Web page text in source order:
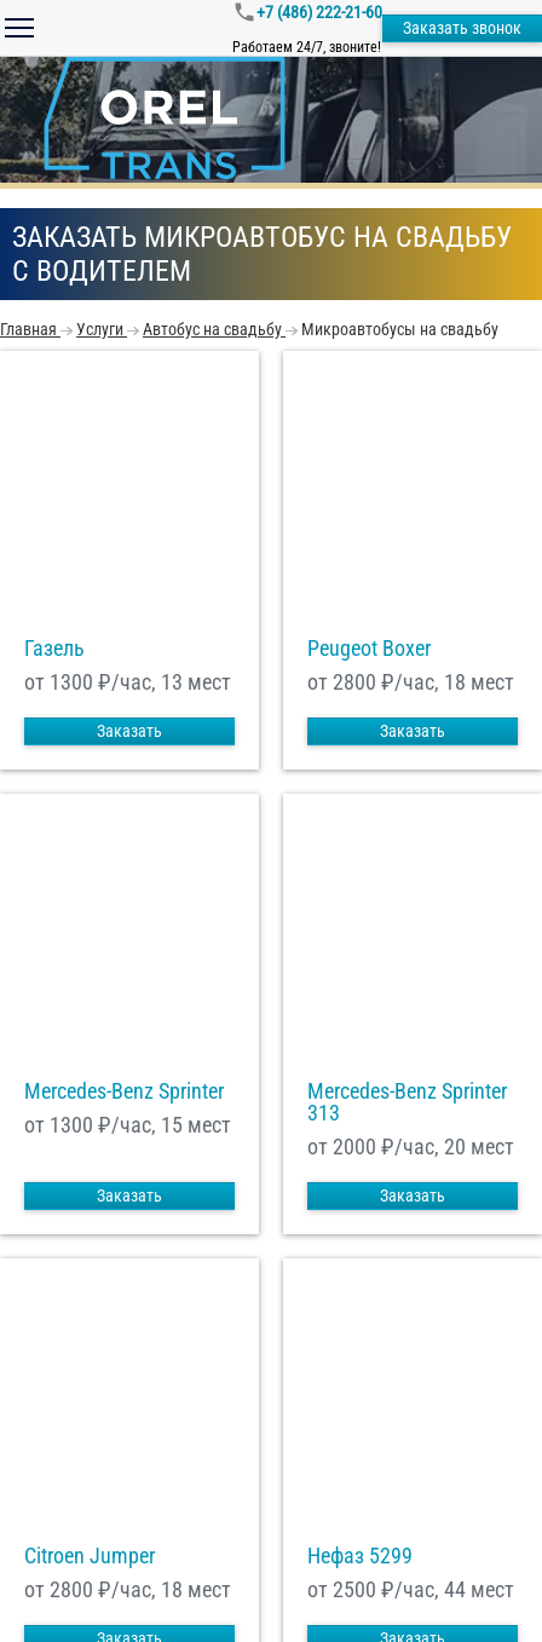
+7 (486) 222-21-60
Работаем 24/7, звоните!
Заказать звонок
ЗАКАЗАТЬ МИКРОАВТОБУС НА СВАДЬБУ
С ВОДИТЕЛЕМ
Главная Услуги Автобус на свадьбу Микроавтобусы на свадьбу
Газель
от 1300 ₽/час, 13 мест
Заказать
Peugeot Boxer
от 2800 ₽/час, 18 мест
Заказать
Mercedes-Benz Sprinter
от 1300 ₽/час, 15 мест
Заказать
Mercedes-Benz Sprinter
313
от 2000 ₽/час, 20 мест
Заказать
Citroen Jumper
от 2800 ₽/час, 18 мест
Нефаз 5299
от 2500 ₽/час, 44 мест
обработку моих Персональных данных